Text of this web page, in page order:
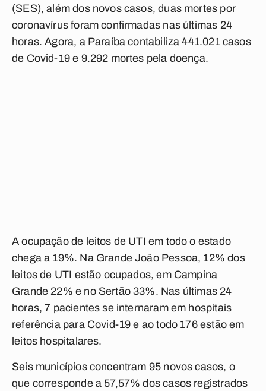
(SES), além dos novos casos, duas mortes por
coronavírus foram confirmadas nas últimas 24
horas. Agora, a Paraíba contabiliza 441.021 casos
de Covid-19 e 9.292 mortes pela doença.
A ocupação de leitos de UTI em todo o estado
chega a 19%. Na Grande João Pessoa, 12% dos
leitos de UTI estão ocupados, em Campina
Grande 22% e no Sertão 33%. Nas últimas 24
horas, 7 pacientes se internaram em hospitais
referência para Covid-19 e ao todo 176 estão em
leitos hospitalares.
Seis municípios concentram 95 novos casos, o
que corresponde a 57,57% dos casos registrados